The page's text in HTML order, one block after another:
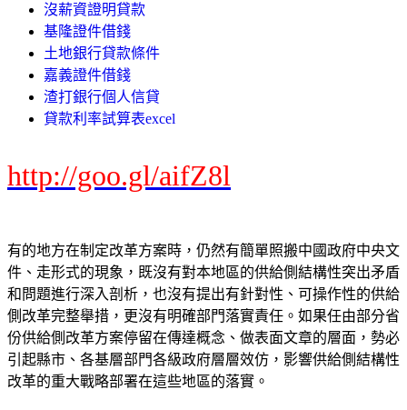
沒薪資證明貸款
基隆證件借錢
土地銀行貸款條件
嘉義證件借錢
渣打銀行個人信貸
貸款利率試算表excel
http://goo.gl/aifZ8l
有的地方在制定改革方案時，仍然有簡單照搬中國政府中央文
件、走形式的現象，既沒有對本地區的供給側結構性突出矛盾
和問題進行深入剖析，也沒有提出有針對性、可操作性的供給
側改革完整舉措，更沒有明確部門落實責任。如果任由部分省
份供給側改革方案停留在傳達概念、做表面文章的層面，勢必
引起縣市、各基層部門各級政府層層效仿，影響供給側結構性
改革的重大戰略部署在這些地區的落實。